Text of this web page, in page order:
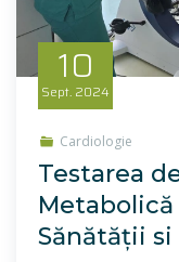
10
Sept. 2024
Cardiologie
Testarea
Sănătății